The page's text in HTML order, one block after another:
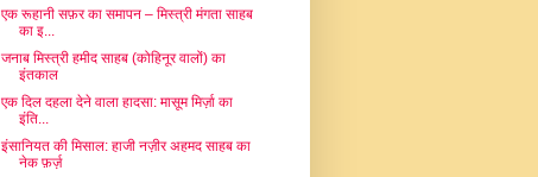
एक रूहानी सफ़र का समापन – मिस्त्री मंगता साहब
का इ...
जनाब मिस्त्री हमीद साहब (कोहिनूर वालों) का
इंतकाल
एक दिल दहला देने वाला हादसा: मासूम मिर्ज़ा का
इंति...
इंसानियत की मिसाल: हाजी नज़ीर अहमद साहब का
नेक फ़र्ज़